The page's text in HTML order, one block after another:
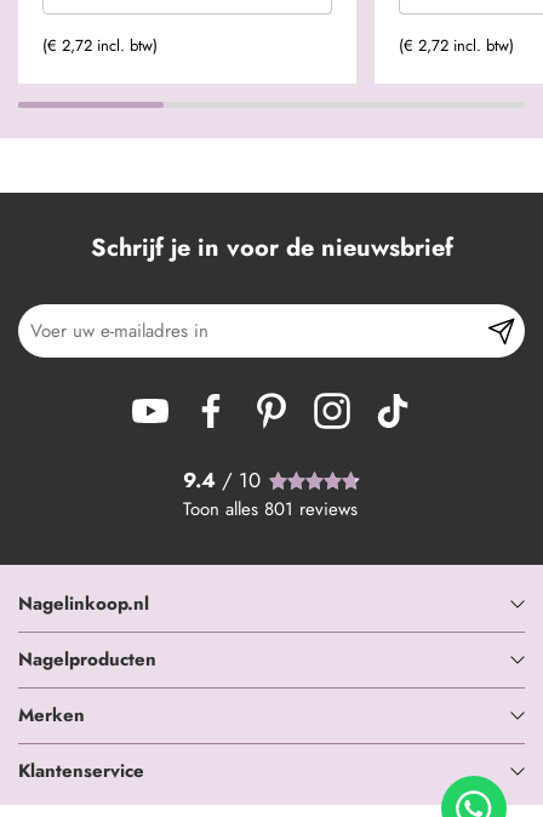
(€ 2,72 incl. btw) (€ 2,72 incl. btw)
Schrijf je in voor de nieuwsbrief
9.4 / 10
Toon alles 801 reviews
Nagelinkoop.nl
Nagelproducten
Merken
Klantenservice